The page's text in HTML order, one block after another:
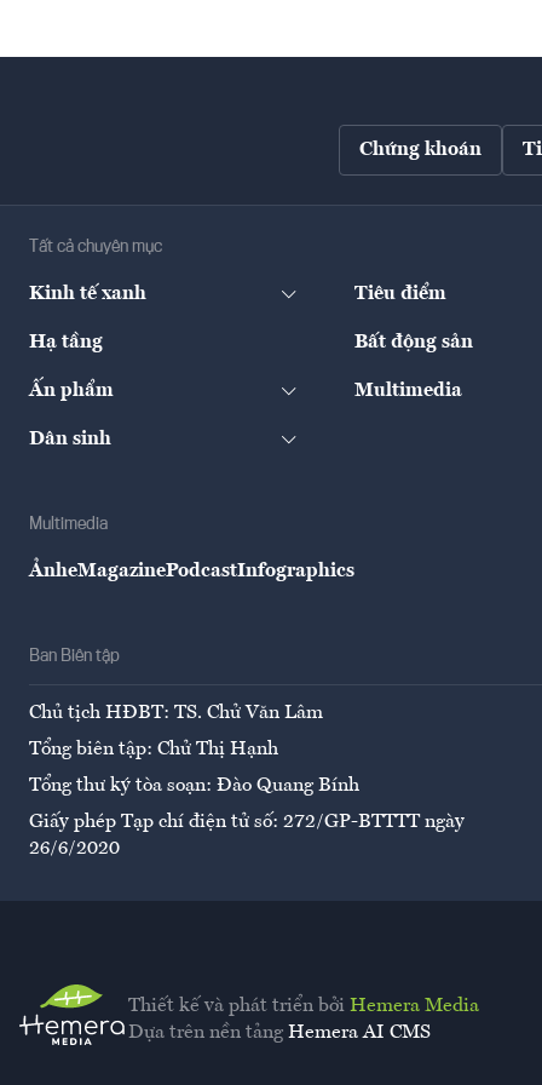
Chứng khoán
Tất cả chuyên mục
Kinh tế xanh Tiêu điểm
Hạ tầng Bất động sản
Ấn phẩm Multimedia
Dân sinh
Multimedia
ẢnheMagazinePodcastInfographics
Ban Biên tập
Chủ tịch HĐBT: TS. Chử Văn Lâm
Tổng biên tập: Chử Thị Hạnh
Tổng thư ký tòa soạn: Đào Quang Bính
Giấy phép Tạp chí điện tử số: 272/GP-BTTTT ngày
26/6/2020
Thiết kế và phát triển bởi Hemera Media
Dựa trên nền tảng Hemera AI CMS